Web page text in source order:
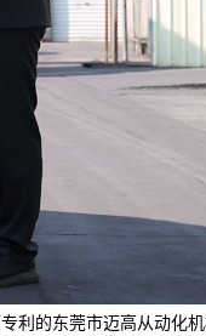
利的东莞市迈高从动化